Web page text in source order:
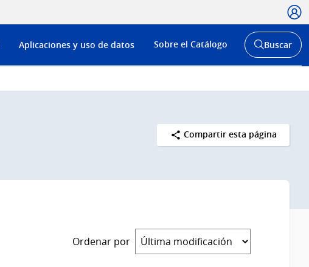
Menú
de
Aplicaciones y uso de datos Sobre el Catálogo
Abrir
buscador
Buscar
Compartir esta página
Ordenar por